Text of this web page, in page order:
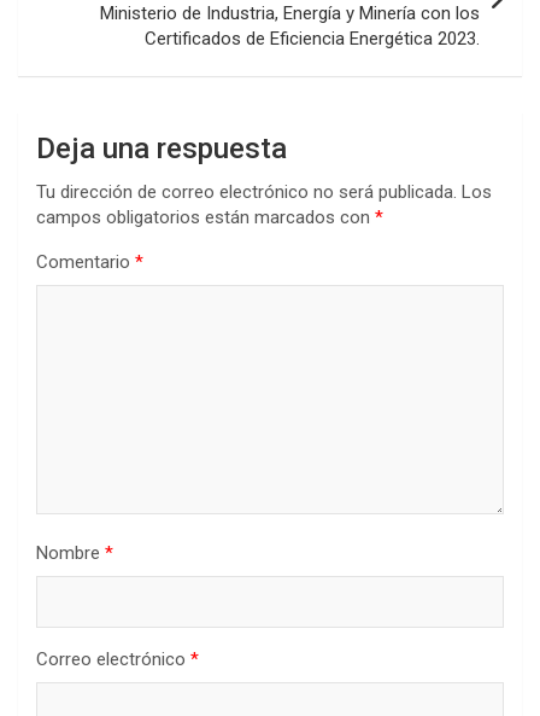
Ministerio de Industria, Energía y Minería con los
Certificados de Eficiencia Energética 2023.
Deja una respuesta
Tu dirección de correo electrónico no será publicada. Los
campos obligatorios están marcados con *
Comentario *
Nombre *
Correo electrónico *